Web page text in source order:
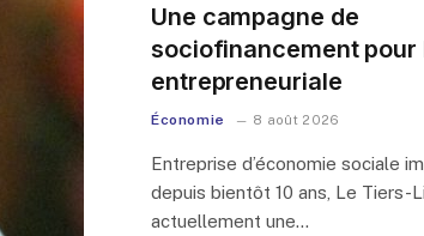
Une campagne de
sociofinancement pour
entrepreneuriale
Économie 8 août 2026
Entreprise d’économie sociale
depuis bientôt 10 ans, Le Tiers-
actuellement une…